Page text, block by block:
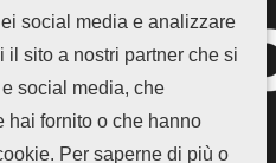
social media e analizzare
sito a nostri partner che si
social media, che
hai fornito o che hanno
Per saperne di più o